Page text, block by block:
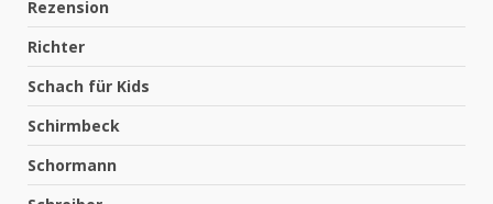
Rezension
Richter
Schach für Kids
Schirmbeck
Schormann